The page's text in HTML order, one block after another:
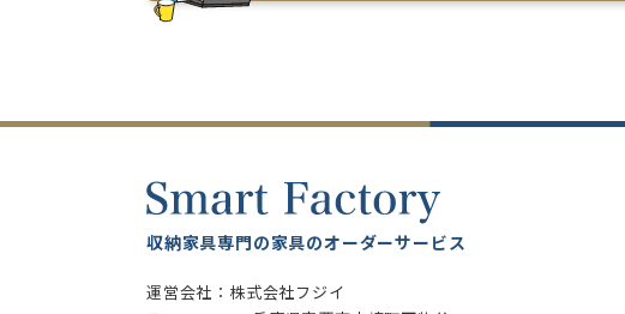
収納家具専門の家具のオーダーサービス
運営会社：株式会社フジイ